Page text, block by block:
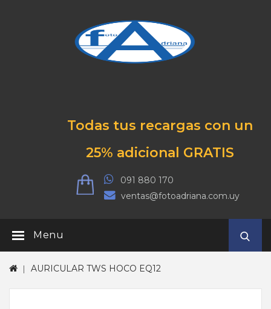
Todas tus recargas con un
25% adicional GRATIS
091 880 170
ventas@fotoadriana.com.uy
Menu
AURICULAR TWS HOCO EQ12